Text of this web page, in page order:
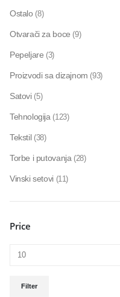
Ostalo (8)
Otvarači za boce (9)
Pepeljare (3)
Proizvodi sa dizajnom (93)
Satovi (5)
Tehnologija (123)
Tekstil (38)
Torbe i putovanja (28)
Vinski setovi (11)
Price
Filter